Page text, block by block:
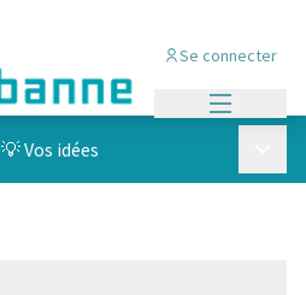
Se connecter
💡 Vos idées